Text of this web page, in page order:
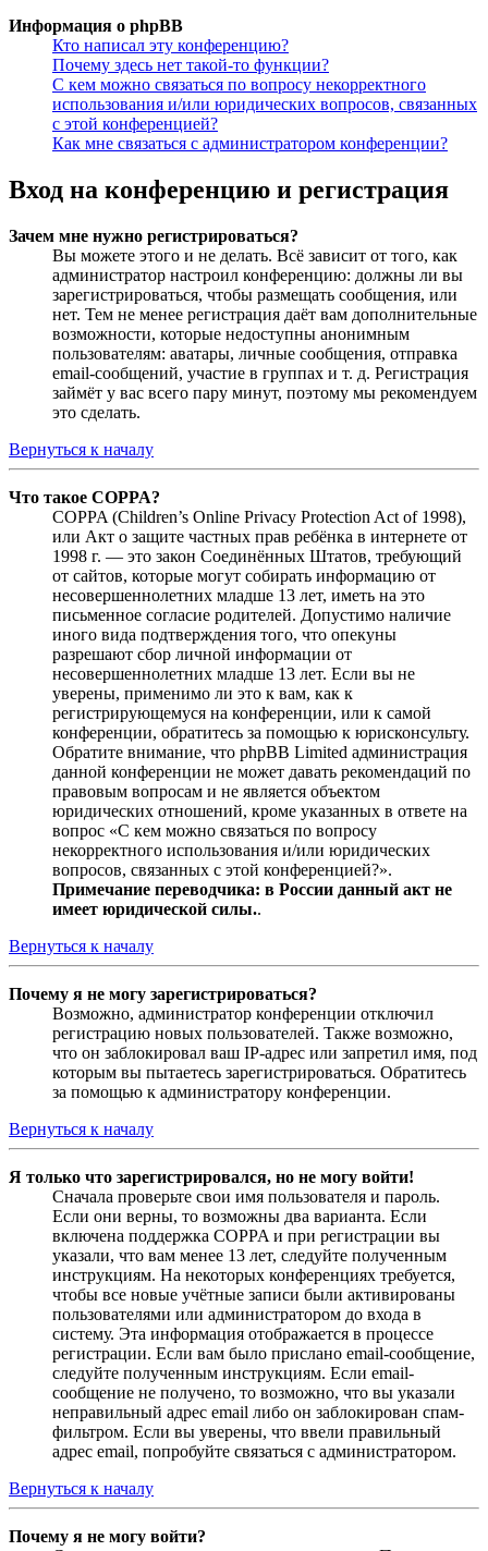
Информация о phpBB
Кто написал эту конференцию?
Почему здесь нет такой-то функции?
С кем можно связаться по вопросу некорректного
использования и/или юридических вопросов, связанных
с этой конференцией?
Как мне связаться с администратором конференции?
Вход на конференцию и регистрация
Зачем мне нужно регистрироваться?
Вы можете этого и не делать. Всё зависит от того, как
администратор настроил конференцию: должны ли вы
зарегистрироваться, чтобы размещать сообщения, или
нет. Тем не менее регистрация даёт вам дополнительные
возможности, которые недоступны анонимным
пользователям: аватары, личные сообщения, отправка
email-сообщений, участие в группах и т. д. Регистрация
займёт у вас всего пару минут, поэтому мы рекомендуем
это сделать.
Вернуться к началу
Что такое COPPA?
COPPA (Children’s Online Privacy Protection Act of 1998),
или Акт о защите частных прав ребёнка в интернете от
1998 г. — это закон Соединённых Штатов, требующий
от сайтов, которые могут собирать информацию от
несовершеннолетних младше 13 лет, иметь на это
письменное согласие родителей. Допустимо наличие
иного вида подтверждения того, что опекуны
разрешают сбор личной информации от
несовершеннолетних младше 13 лет. Если вы не
уверены, применимо ли это к вам, как к
регистрирующемуся на конференции, или к самой
конференции, обратитесь за помощью к юрисконсульту.
Обратите внимание, что phpBB Limited администрация
данной конференции не может давать рекомендаций по
правовым вопросам и не является объектом
юридических отношений, кроме указанных в ответе на
вопрос «С кем можно связаться по вопросу
некорректного использования и/или юридических
вопросов, связанных с этой конференцией?».
Примечание переводчика: в России данный акт не
имеет юридической силы..
Вернуться к началу
Почему я не могу зарегистрироваться?
Возможно, администратор конференции отключил
регистрацию новых пользователей. Также возможно,
что он заблокировал ваш IP-адрес или запретил имя, под
которым вы пытаетесь зарегистрироваться. Обратитесь
за помощью к администратору конференции.
Вернуться к началу
Я только что зарегистрировался, но не могу войти!
Сначала проверьте свои имя пользователя и пароль.
Если они верны, то возможны два варианта. Если
включена поддержка COPPA и при регистрации вы
указали, что вам менее 13 лет, следуйте полученным
инструкциям. На некоторых конференциях требуется,
чтобы все новые учётные записи были активированы
пользователями или администратором до входа в
систему. Эта информация отображается в процессе
регистрации. Если вам было прислано email-сообщение,
следуйте полученным инструкциям. Если email-
сообщение не получено, то возможно, что вы указали
неправильный адрес email либо он заблокирован спам-
фильтром. Если вы уверены, что ввели правильный
адрес email, попробуйте связаться с администратором.
Вернуться к началу
Почему я не могу войти?